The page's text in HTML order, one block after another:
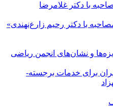
با دکتر غلامرضا
با دکتر رحیم زارع‌نهندی»
و نشان‌های انجمن ریاضی
برای خدمات برجسته-